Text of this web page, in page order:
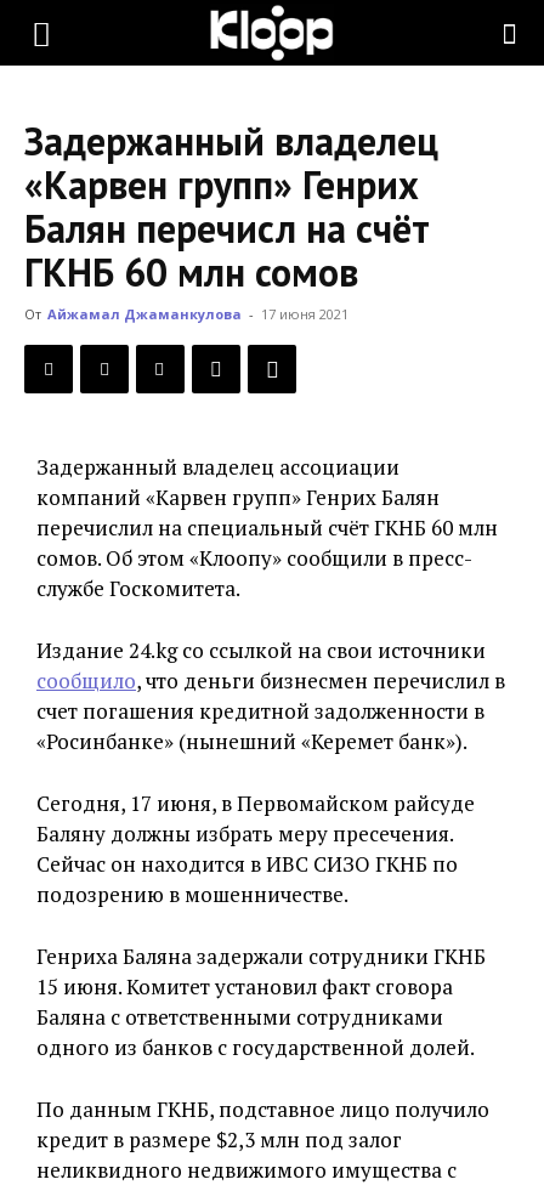
KLOOP.KG
Новости
Кыргызстана
Задержанный владелец
«Карвен групп» Генрих
Балян перечисл на счёт
ГКНБ 60 млн сомов
От Айжамал Джаманкулова - 17 июня 2021
Задержанный владелец ассоциации
компаний «Карвен групп» Генрих Балян
перечислил на специальный счёт ГКНБ 60 млн
сомов. Об этом «Клоопу» сообщили в пресс-
службе Госкомитета.
Издание 24.kg со ссылкой на свои источники
сообщило, что деньги бизнесмен перечислил в
счет погашения кредитной задолженности в
«Росинбанке» (нынешний «Керемет банк»).
Сегодня, 17 июня, в Первомайском райсуде
Баляну должны избрать меру пресечения.
Сейчас он находится в ИВС СИЗО ГКНБ по
подозрению в мошенничестве.
Генриха Баляна задержали сотрудники ГКНБ
15 июня. Комитет установил факт сговора
Баляна с ответственными сотрудниками
одного из банков с государственной долей.
По данным ГКНБ, подставное лицо получило
кредит в размере $2,3 млн под залог
неликвидного недвижимого имущества с